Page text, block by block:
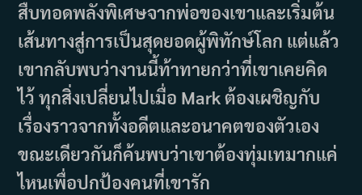
สืบทอดพลังพิเศษจากพ่อของเขาและเริ่มต้น
เส้นทางสู่การเป็นสุดยอดผู้พิทักษ์โลก แต่แล้ว
เขากลับพบว่างานนี้ท้าทายกว่าที่เขาเคยคิด
ไว้ ทุกสิ่งเปลี่ยนไปเมื่อ Mark ต้องเผชิญกับ
เรื่องราวจากทั้งอดีตและอนาคตของตัวเอง
ขณะเดียวกันก็ค้นพบว่าเขาต้องทุ่มเทมากแค่
ไหนเพื่อปกป้องคนที่เขารัก